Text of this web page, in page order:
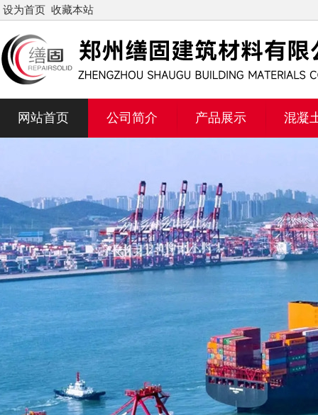
设为首页 收藏本站
网站首页 公司简介 产品展示 混凝